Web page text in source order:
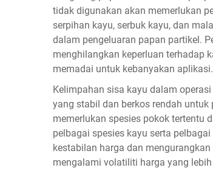
tidak digunakan akan memerlukan
serpihan kayu, serbuk kayu, dan
dalam pengeluaran papan partikel.
menghilangkan keperluan terhadap
memadai untuk kebanyakan aplikasi.
Kelimpahan sisa kayu dalam
yang stabil dan berkos rendah
memerlukan spesies pokok tertentu
pelbagai spesies kayu serta
kestabilan harga dan
mengalami volatiliti harga yang